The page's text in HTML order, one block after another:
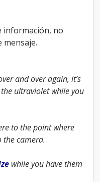
información, no
mensaje.
and over again, it’s
ultraviolet while you
to the point where
the camera.
while you have them